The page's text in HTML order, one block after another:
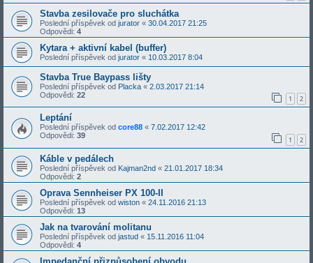
Stavba zesilovače pro sluchátka
Poslední příspěvek od jurator « 30.04.2017 21:25
Odpovědi: 4
Kytara + aktivní kabel (buffer)
Poslední příspěvek od jurator « 10.03.2017 8:04
Stavba True Baypass lišty
Poslední příspěvek od Placka « 2.03.2017 21:14
Odpovědi: 22 1 2
Leptání
Poslední příspěvek od core88 « 7.02.2017 12:42
Odpovědi: 39 1 2
Káble v pedálech
Poslední příspěvek od Kajman2nd « 21.01.2017 18:34
Odpovědi: 2
Oprava Sennheiser PX 100-II
Poslední příspěvek od wiston « 24.11.2016 21:13
Odpovědi: 13
Jak na tvarování molitanu
Poslední příspěvek od jastud « 15.11.2016 11:04
Odpovědi: 4